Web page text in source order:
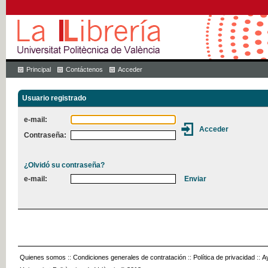
Principal Contáctenos Acceder
Usuario registrado
e-mail:
Contraseña:
¿Olvidó su contraseña?
e-mail:
Quienes somos :: Condiciones generales de contratación :: Política de privacidad ::